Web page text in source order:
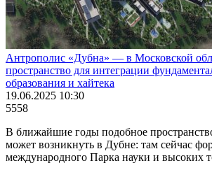
Антрополис «Дубна» ― в Московской
пространство для интеграции
образования и хайтека
19.06.2025 10:30
5558
В ближайшие годы подобное
может возникнуть в Дубне: там сейчас
международного Парка науки и высоких